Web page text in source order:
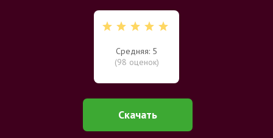
Средняя: 5
(98 оценок)
Скачать